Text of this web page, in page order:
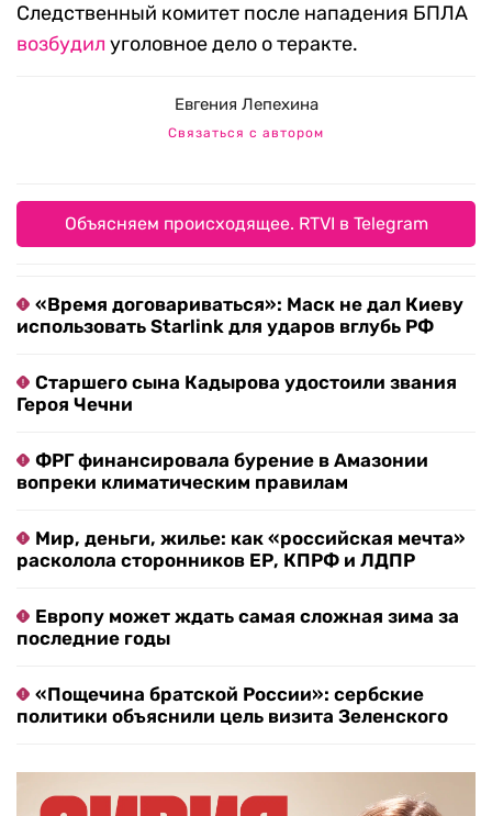
Следственный комитет после нападения БПЛА
возбудил уголовное дело о теракте.
Евгения Лепехина
Связаться с автором
Объясняем происходящее. RTVI в Telegram
«Время договариваться»: Маск не дал Киеву
использовать Starlink для ударов вглубь РФ
Старшего сына Кадырова удостоили звания
Героя Чечни
ФРГ финансировала бурение в Амазонии
вопреки климатическим правилам
Мир, деньги, жилье: как «российская мечта»
расколола сторонников ЕР, КПРФ и ЛДПР
Европу может ждать самая сложная зима за
последние годы
«Пощечина братской России»: сербские
политики объяснили цель визита Зеленского